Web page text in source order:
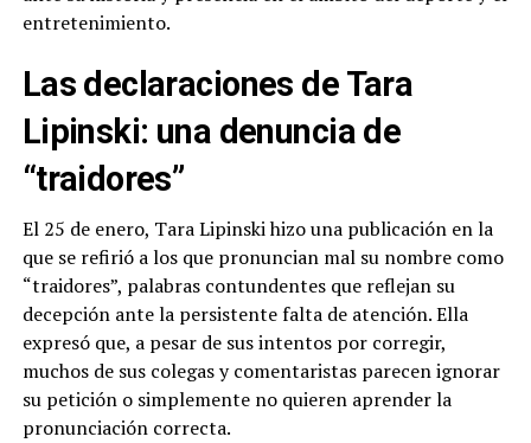
entretenimiento.
Las declaraciones de Tara
Lipinski: una denuncia de
“traidores”
El 25 de enero, Tara Lipinski hizo una publicación en la
que se refirió a los que pronuncian mal su nombre como
“traidores”, palabras contundentes que reflejan su
decepción ante la persistente falta de atención. Ella
expresó que, a pesar de sus intentos por corregir,
muchos de sus colegas y comentaristas parecen ignorar
su petición o simplemente no quieren aprender la
pronunciación correcta.